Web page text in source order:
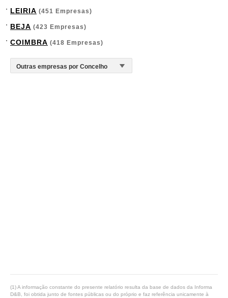
LEIRIA (451 Empresas)
BEJA (423 Empresas)
COIMBRA (418 Empresas)
(1) A informação constante do presente relatório resulta da base de dados da Informa
D&B, foi obtida junto de fontes públicas ou do próprio e faz referência unicamente à